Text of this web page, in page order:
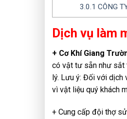
3.0.1 CÔNG
Dịch vụ làm
+ Cơ Khí Giang
có vật tư sẵn như sắt
lý. Lưu ý: Đối với dịch
vì vật liệu quý khách
+ Cung cấp đội thợ